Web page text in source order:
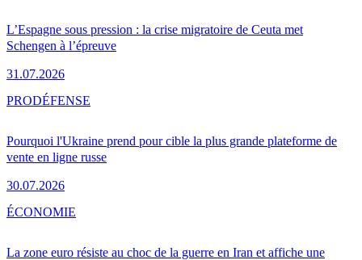
L’Espagne sous pression : la crise migratoire de Ceuta met
Schengen à l’épreuve
31.07.2026
Pourquoi l'Ukraine prend pour cible la plus grande plateforme de
vente en ligne russe
30.07.2026
PRODÉFENSE
La zone euro résiste au choc de la guerre en Iran et affiche une
ÉCONOMIE